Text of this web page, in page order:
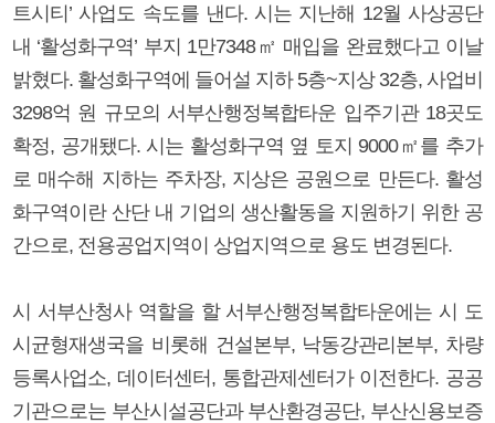
트시티’ 사업도 속도를 낸다. 시는 지난해 12월 사상공단
내 ‘활성화구역’ 부지 1만7348㎡ 매입을 완료했다고 이날
밝혔다. 활성화구역에 들어설 지하 5층~지상 32층, 사업비
3298억 원 규모의 서부산행정복합타운 입주기관 18곳도
확정, 공개됐다. 시는 활성화구역 옆 토지 9000㎡를 추가
로 매수해 지하는 주차장, 지상은 공원으로 만든다. 활성
화구역이란 산단 내 기업의 생산활동을 지원하기 위한 공
간으로, 전용공업지역이 상업지역으로 용도 변경된다.
시 서부산청사 역할을 할 서부산행정복합타운에는 시 도
시균형재생국을 비롯해 건설본부, 낙동강관리본부, 차량
등록사업소, 데이터센터, 통합관제센터가 이전한다. 공공
기관으로는 부산시설공단과 부산환경공단, 부산신용보증